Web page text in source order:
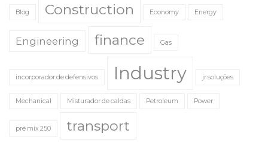
Blog Construction Economy Energy
Engineering finance Gas
incorporador de defensivos Industry jr soluções
Mechanical Misturador de caldas Petroleum Power
pré mix 250 transport